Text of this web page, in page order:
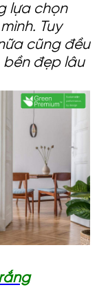
lựa chọn
Tuy
cũng đều
đẹp lâu